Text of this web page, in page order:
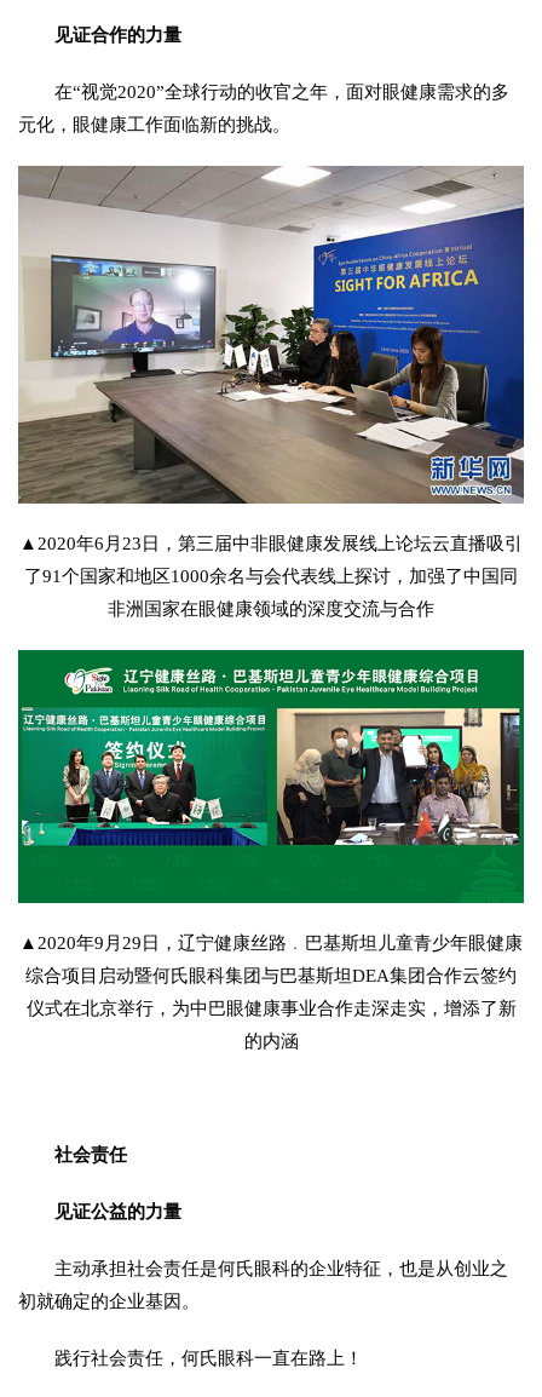
见证合作的力量
在“视觉2020”全球行动的收官之年，面对眼健康需求的多
元化，眼健康工作面临新的挑战。
▲2020年6月23日，第三届中非眼健康发展线上论坛云直播吸引
了91个国家和地区1000余名与会代表线上探讨，加强了中国同
非洲国家在眼健康领域的深度交流与合作
▲2020年9月29日，辽宁健康丝路﹒巴基斯坦儿童青少年眼健康
综合项目启动暨何氏眼科集团与巴基斯坦DEA集团合作云签约
仪式在北京举行，为中巴眼健康事业合作走深走实，增添了新
的内涵
社会责任
见证公益的力量
主动承担社会责任是何氏眼科的企业特征，也是从创业之
初就确定的企业基因。
践行社会责任，何氏眼科一直在路上！